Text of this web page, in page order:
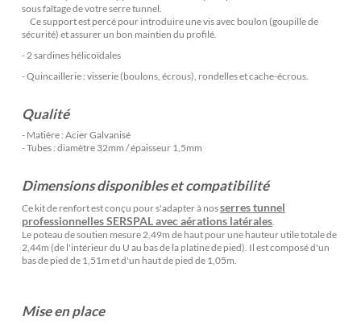
sous faîtage de votre serre tunnel.
Ce support est percé pour introduire une vis avec boulon (goupille de
sécurité) et assurer un bon maintien du profilé.
- 2 sardines hélicoïdales
- Quincaillerie : visserie (boulons, écrous), rondelles et cache-écrous.
Qualité
- Matière : Acier Galvanisé
- Tubes : diamètre 32mm / épaisseur 1,5mm
Dimensions disponibles et compatibilité
Ce kit de renfort est conçu pour s'adapter à nosserres tunnel
professionnelles SERSPAL avec aérations latérales
Le poteau de soutien mesure 2,49m de haut pour une hauteur utile totale de
2,44m (de l'intérieur du U au bas de la platine de pied). Il est composé d'un
bas de pied de 1,51m et d'un haut de pied de 1,05m.
Mise en place